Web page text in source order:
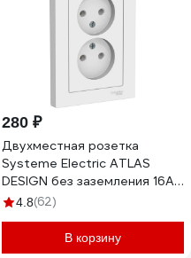
280 ₽
Двухместная розетка
Systeme Electric ATLAS
DESIGN без заземления 16А
в сборе белая ATN000120
4.8(62)
В корзину